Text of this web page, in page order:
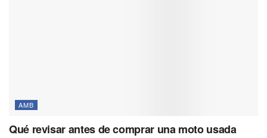
AMB
Qué revisar antes de comprar una moto usada